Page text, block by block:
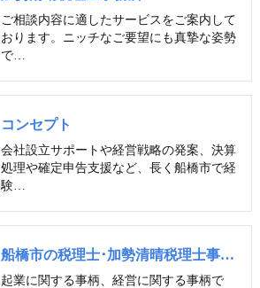
ご相談内容に適したサービスをご案内して
おります。ニッチなご要望にも真摯な姿勢
で…
コンセプト
会社設立サポートや経営戦略の発案、決算
処理や確定申告支援など、長く船橋市で経
験…
船橋市の税理士･加勢清晴税理士事務所のお客様の声
起業に関する事柄、経営に関する事柄で